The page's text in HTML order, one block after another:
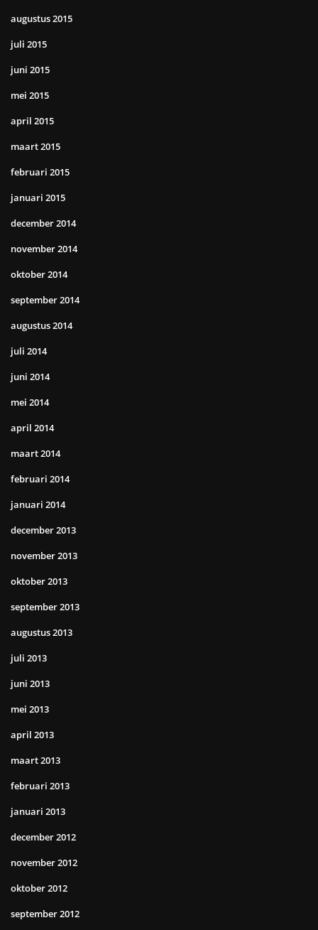
augustus 2015
juli 2015
juni 2015
mei 2015
april 2015
maart 2015
februari 2015
januari 2015
december 2014
november 2014
oktober 2014
september 2014
augustus 2014
juli 2014
juni 2014
mei 2014
april 2014
maart 2014
februari 2014
januari 2014
december 2013
november 2013
oktober 2013
september 2013
augustus 2013
juli 2013
juni 2013
mei 2013
april 2013
maart 2013
februari 2013
januari 2013
december 2012
november 2012
oktober 2012
september 2012